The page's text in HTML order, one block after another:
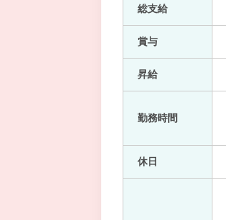
総支給
賞与
昇給
勤務時間
休日